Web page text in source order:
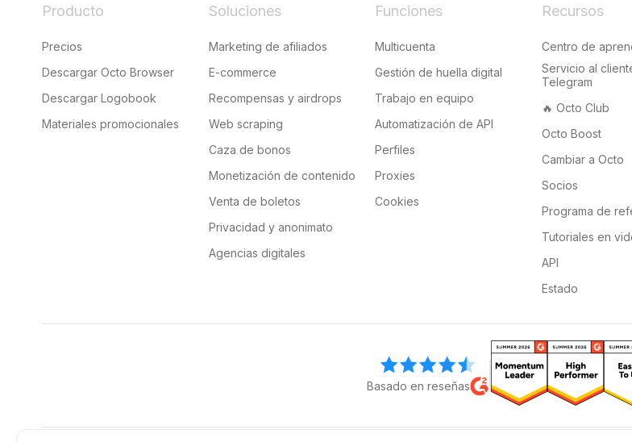
Producto
Precios
Descargar Octo Browser
Descargar Logobook
Materiales promocionales
Soluciones
Marketing de afiliados
E-commerce
Recompensas y airdrops
Web scraping
Caza de bonos
Monetización de contenido
Venta de boletos
Privacidad y anonimato
Agencias digitales
Funciones
Multicuenta
Gestión de huella digital
Trabajo en equipo
Automatización de API
Perfiles
Proxies
Cookies
Recursos
Centro de
Servicio al
Telegram
🔥 Octo Club
Octo Boost
Cambiar a Octo
Socios
Programa de
Tutoriales en
API
Estado
Basado en reseñas